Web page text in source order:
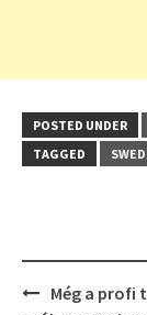
POSTED UNDER
TAGGED
PostMég a profi